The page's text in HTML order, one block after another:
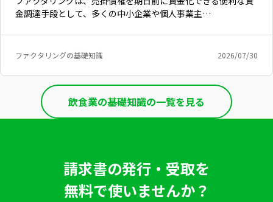
金調達手段として、多くの中小企業や個人事業主…
ファクタリングの基礎知識 2026/07/30
飲食業の基礎知識の一覧を見る
請求書の発行・受取を
無料で使いませんか？